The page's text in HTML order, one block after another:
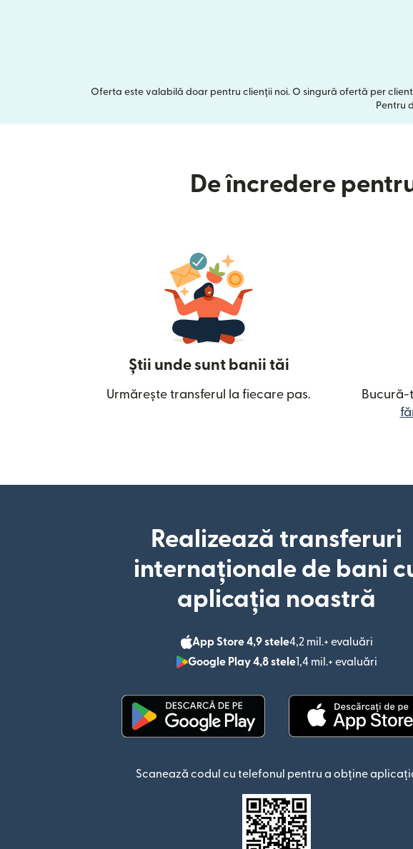
Oferta este valabilă doar pentru clienții noi. O singură ofertă per
Pentru
De încredere
Știi unde sunt banii tăi
Urmărește transferul la fiecare pas.
Bucură-
Realizează transferuri
internaționale de bani
aplicația noastră
App Store 4,9 stele4,2 mil.+ evaluări
(se
Google Play 4,8 stele1,4 mil.+ evaluări
(se
Scanează codul cu telefonul pentru a obține